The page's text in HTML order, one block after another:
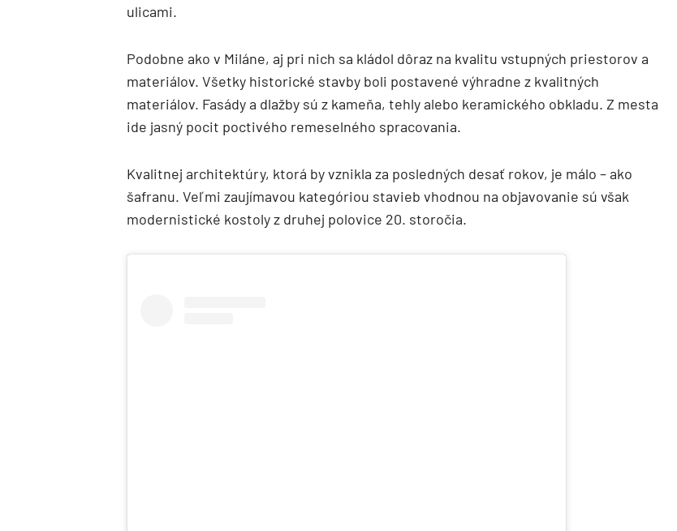
ulicami.
Podobne ako v Miláne, aj pri nich sa kládol dôraz na kvalitu vstupných priestorov a
materiálov. Všetky historické stavby boli postavené výhradne z kvalitných
materiálov. Fasády a dlažby sú z kameňa, tehly alebo keramického obkladu. Z mesta
ide jasný pocit poctivého remeselného spracovania.
Kvalitnej architektúry, ktorá by vznikla za posledných desať rokov, je málo – ako
šafranu. Veľmi zaujímavou kategóriou stavieb vhodnou na objavovanie sú však
modernistické kostoly z druhej polovice 20. storočia.